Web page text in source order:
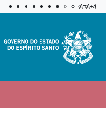
Aplicar
A=A+A-